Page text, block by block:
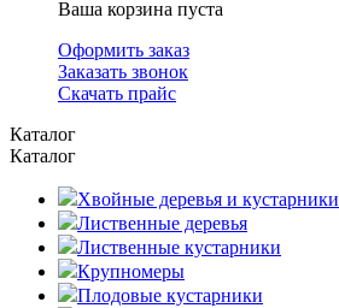
Ваша корзина пуста
Оформить заказ
Заказать звонок
Скачать прайс
Каталог
Каталог
Хвойные деревья и кустарники
Лиственные деревья
Лиственные кустарники
Крупномеры
Плодовые кустарники